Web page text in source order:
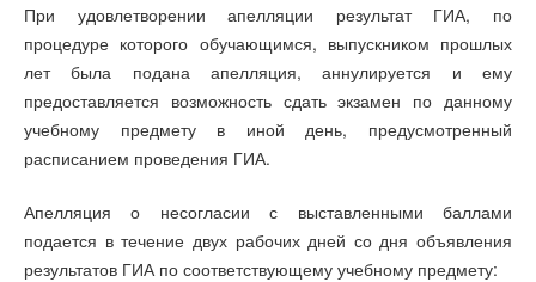
При удовлетворении апелляции результат ГИА, по
процедуре которого обучающимся, выпускником прошлых
лет была подана апелляция, аннулируется и ему
предоставляется возможность сдать экзамен по данному
учебному предмету в иной день, предусмотренный
расписанием проведения ГИА.
Апелляция о несогласии с выставленными баллами
подается в течение двух рабочих дней со дня объявления
результатов ГИА по соответствующему учебному предмету: